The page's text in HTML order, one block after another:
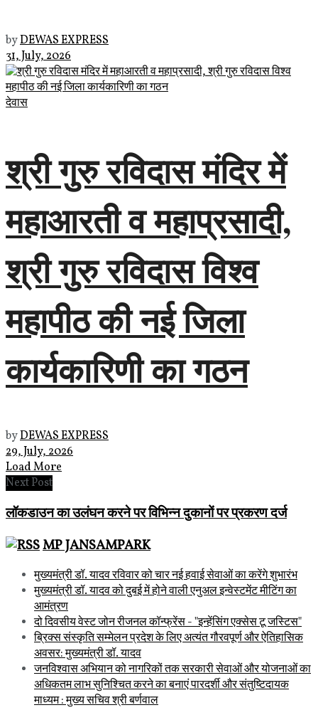
byDEWAS EXPRESS
31, July, 2026
देवास
श्री गुरु रविदास मंदिर में
महाआरती व महाप्रसादी,
श्री गुरु रविदास विश्व
महापीठ की नई जिला
कार्यकारिणी का गठन
byDEWAS EXPRESS
29, July, 2026
Load More
Next Post
लॉकडाउन का उलंघन करने पर विभिन्न दुकानों पर प्रकरण दर्ज
MP JANSAMPARK
मुख्यमंत्री डॉ. यादव रविवार को चार नई हवाई सेवाओं का करेंगे शुभारंभ
मुख्यमंत्री डॉ. यादव को दुबई में होने वाली एनुअल इन्वेस्टमेंट मीटिंग का
आमंत्रण
दो दिवसीय वेस्ट जोन रीजनल कॉन्फ्रेंस - "इन्हेंसिंग एक्सेस टू जस्टिस"
ब्रिक्स संस्कृति सम्मेलन प्रदेश के लिए अत्यंत गौरवपूर्ण और ऐतिहासिक
अवसर: मुख्यमंत्री डॉ. यादव
जनविश्वास अभियान को नागरिकों तक सरकारी सेवाओं और योजनाओं का
अधिकतम लाभ सुनिश्चित करने का बनाएं पारदर्शी और संतुष्टिदायक
माध्यम : मुख्य सचिव श्री बर्णवाल